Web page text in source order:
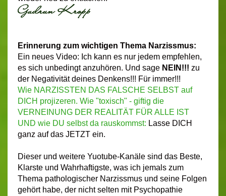
Erinnerung zum wichtigen Thema Narzissmus:
Ein neues Video: Ich kann es nur jedem empfehlen,
es sich unbedingt anzuhören. Und sage NEIN!!! zu
der Negativität deines Denkens!!! Für immer!!!
Wie NARZISSTEN DAS FALSCHE SELBST auf
DICH projizeren. Wie "toxisch" - giftig die
VERNEINUNG DER REALITÄT FÜR ALLE IST
UND wie DU selbst da rauskommst: Lasse DICH
ganz auf das JETZT ein.
Dieser und weitere Yuotube-Kanäle sind das Beste,
Klarste und Wahrhaftigste, was ich jemals zum
Thema pathologischer Narzissmus und seine Folgen
gehört habe, der nicht selten mit Psychopathie